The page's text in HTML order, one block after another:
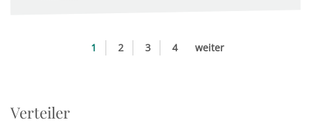
1 2 3 4 weiter
Verteiler